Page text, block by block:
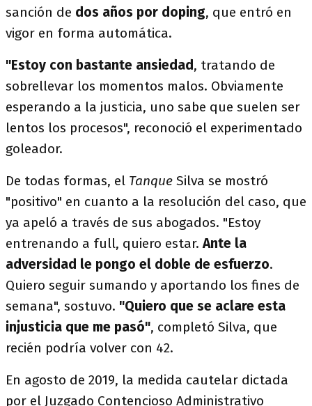
sanción de dos años por doping, que entró en
vigor en forma automática.
"Estoy con bastante ansiedad, tratando de
sobrellevar los momentos malos. Obviamente
esperando a la justicia, uno sabe que suelen ser
lentos los procesos", reconoció el experimentado
goleador.
De todas formas, el Tanque Silva se mostró
"positivo" en cuanto a la resolución del caso, que
ya apeló a través de sus abogados. "Estoy
entrenando a full, quiero estar.Ante la
adversidad le pongo el doble de esfuerzo.
Quiero seguir sumando y aportando los fines de
semana", sostuvo. "Quiero que se aclare esta
injusticia que me pasó", completó Silva, que
recién podría volver con 42.
En agosto de 2019, la medida cautelar dictada
por el Juzgado Contencioso Administrativo